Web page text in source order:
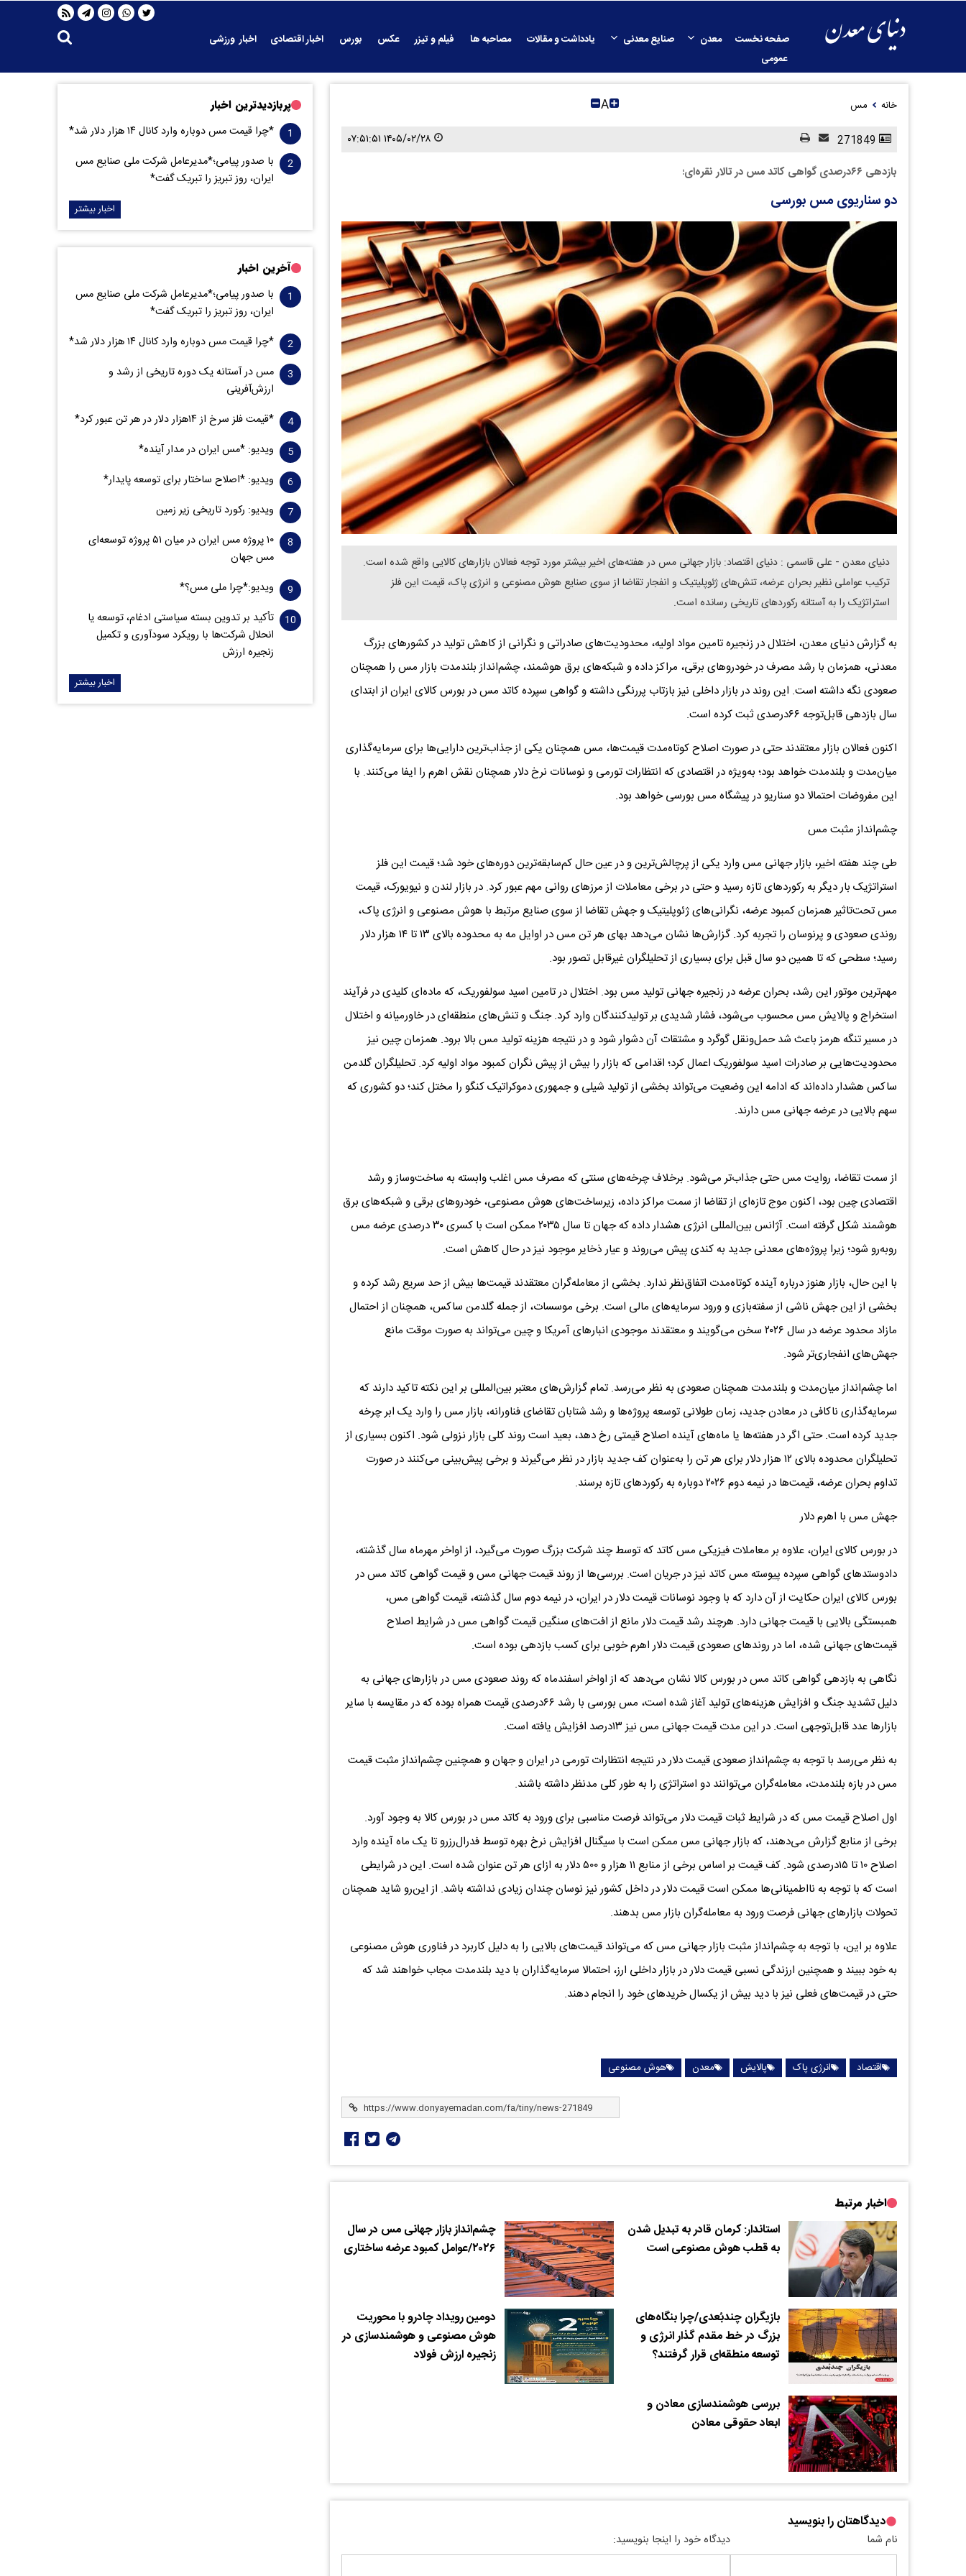
صفحه نخست معدن صنایع معدنی یادداشت و مقالات مصاحبه ها فیلم و تیزر عکس بورس اخبار اقتصادی
اخبار ورزشی
عمومی
خانه مس A
۱۴۰۵/۰۲/۲۸ ۰۷:۵۱:۵۱
بازدهی ۶۶درصدی گواهی کاتد مس در تالار نقره‌ای؛
دو سناریوی مس بورسی
دنیای معدن - علی قاسمی : دنیای اقتصاد: بازار جهانی مس در هفته‌های اخیر بیشتر مورد توجه فعالان بازارهای کالایی واقع شده است.
ترکیب عواملی نظیر بحران عرضه، تنش‌های ژئوپلیتیک و انفجار تقاضا از سوی صنایع هوش مصنوعی و انرژی پاک، قیمت این فلز
استراتژیک را به آستانه رکوردهای تاریخی رسانده است.
به گزارش دنیای معدن، اختلال در زنجیره تامین مواد اولیه، محدودیت‌های صادراتی و نگرانی از کاهش تولید در کشورهای بزرگ
معدنی، همزمان با رشد مصرف در خودروهای برقی، مراکز داده و شبکه‌های برق هوشمند، چشم‌انداز بلندمدت بازار مس را همچنان
صعودی نگه داشته است. این روند در بازار داخلی نیز بازتاب پررنگی داشته و گواهی سپرده کاتد مس در بورس کالای ایران از ابتدای
سال بازدهی قابل‌توجه ۶۶درصدی ثبت کرده است.
اکنون فعالان بازار معتقدند حتی در صورت اصلاح کوتاه‌مدت قیمت‌ها، مس همچنان یکی از جذاب‌ترین دارایی‌ها برای سرمایه‌گذاری
میان‌مدت و بلندمدت خواهد بود؛ به‌ویژه در اقتصادی که انتظارات تورمی و نوسانات نرخ دلار همچنان نقش اهرم را ایفا می‌کنند. با
این مفروضات احتمالا دو سناریو در پیشگاه مس بورسی خواهد بود.
چشم‌انداز مثبت مس
طی چند هفته اخیر، بازار جهانی مس وارد یکی از پرچالش‌ترین و در عین حال کم‌سابقه‌ترین دوره‌های خود شد؛ قیمت این فلز
استراتژیک بار دیگر به رکوردهای تازه رسید و حتی در برخی معاملات از مرزهای روانی مهم عبور کرد. در بازار لندن و نیویورک، قیمت
مس تحت‌تاثیر همزمان کمبود عرضه، نگرانی‌های ژئوپلیتیک و جهش تقاضا از سوی صنایع مرتبط با هوش مصنوعی و انرژی پاک،
روندی صعودی و پرنوسان را تجربه کرد. گزارش‌ها نشان می‌دهد بهای هر تن مس در اوایل مه به محدوده بالای ۱۳ تا ۱۴ هزار دلار
رسید؛ سطحی که تا همین دو سال قبل برای بسیاری از تحلیلگران غیرقابل تصور بود.
مهم‌ترین موتور این رشد، بحران عرضه در زنجیره جهانی تولید مس بود. اختلال در تامین اسید سولفوریک، که ماده‌ای کلیدی در فرآیند
استخراج و پالایش مس محسوب می‌شود، فشار شدیدی بر تولیدکنندگان وارد کرد. جنگ و تنش‌های منطقه‌ای در خاورمیانه و اختلال
در مسیر تنگه هرمز باعث شد حمل‌ونقل گوگرد و مشتقات آن دشوار شود و در نتیجه هزینه تولید مس بالا برود. همزمان چین نیز
محدودیت‌هایی بر صادرات اسید سولفوریک اعمال کرد؛ اقدامی که بازار را بیش از پیش نگران کمبود مواد اولیه کرد. تحلیلگران گلدمن
ساکس هشدار داده‌اند که ادامه این وضعیت می‌تواند بخشی از تولید شیلی و جمهوری دموکراتیک کنگو را مختل کند؛ دو کشوری که
سهم بالایی در عرضه جهانی مس دارند.
از سمت تقاضا، روایت مس حتی جذاب‌تر می‌شود. برخلاف چرخه‌های سنتی که مصرف مس اغلب وابسته به ساخت‌وساز و رشد
اقتصادی چین بود، اکنون موج تازه‌ای از تقاضا از سمت مراکز داده، زیرساخت‌های هوش مصنوعی، خودروهای برقی و شبکه‌های برق
هوشمند شکل گرفته است. آژانس بین‌المللی انرژی هشدار داده که جهان تا سال ۲۰۳۵ ممکن است با کسری ۳۰ درصدی عرضه مس
روبه‌رو شود؛ زیرا پروژه‌های معدنی جدید به کندی پیش می‌روند و عیار ذخایر موجود نیز در حال کاهش است.
با این حال، بازار هنوز درباره آینده کوتاه‌مدت اتفاق‌نظر ندارد. بخشی از معامله‌گران معتقدند قیمت‌ها بیش از حد سریع رشد کرده و
بخشی از این جهش ناشی از سفته‌بازی و ورود سرمایه‌های مالی است. برخی موسسات، از جمله گلدمن ساکس، همچنان از احتمال
مازاد محدود عرضه در سال ۲۰۲۶ سخن می‌گویند و معتقدند موجودی انبارهای آمریکا و چین می‌تواند به صورت موقت مانع
جهش‌های انفجاری‌تر شود.
اما چشم‌انداز میان‌مدت و بلندمدت همچنان صعودی به نظر می‌رسد. تمام گزارش‌های معتبر بین‌المللی بر این نکته تاکید دارند که
سرمایه‌گذاری ناکافی در معادن جدید، زمان طولانی توسعه پروژه‌ها و رشد شتابان تقاضای فناورانه، بازار مس را وارد یک ابر چرخه
جدید کرده است. حتی اگر در هفته‌ها یا ماه‌های آینده اصلاح قیمتی رخ دهد، بعید است روند کلی بازار نزولی شود. اکنون بسیاری از
تحلیلگران محدوده بالای ۱۲ هزار دلار برای هر تن را به‌عنوان کف جدید بازار در نظر می‌گیرند و برخی پیش‌بینی می‌کنند در صورت
تداوم بحران عرضه، قیمت‌ها در نیمه دوم ۲۰۲۶ دوباره به رکوردهای تازه برسند.
جهش مس با اهرم دلار
در بورس کالای ایران، علاوه بر معاملات فیزیکی مس کاتد که توسط چند شرکت بزرگ صورت می‌گیرد، از اواخر مهرماه سال گذشته،
دادوستدهای گواهی سپرده پیوسته مس کاتد نیز در جریان است. بررسی‌ها از روند قیمت جهانی مس و قیمت گواهی کاتد مس در
بورس کالای ایران حکایت از آن دارد که با وجود نوسانات قیمت دلار در ایران، در نیمه دوم سال گذشته، قیمت گواهی مس،
همبستگی بالایی با قیمت جهانی دارد. هرچند رشد قیمت دلار مانع از افت‌های سنگین قیمت گواهی مس در شرایط اصلاح
قیمت‌های جهانی شده، اما در روندهای صعودی قیمت دلار اهرم خوبی برای کسب بازدهی بوده است.
نگاهی به بازدهی گواهی کاتد مس در بورس کالا نشان می‌دهد که از اواخر اسفندماه که روند صعودی مس در بازارهای جهانی به
دلیل تشدید جنگ و افزایش هزینه‌های تولید آغاز شده است، مس بورسی با رشد ۶۶درصدی قیمت همراه بوده که در مقایسه با سایر
بازارها عدد قابل‌توجهی است. در این مدت قیمت جهانی مس نیز ۱۳درصد افزایش یافته است.
به نظر می‌رسد با توجه به چشم‌انداز صعودی قیمت دلار در نتیجه انتظارات تورمی در ایران و جهان و همچنین چشم‌انداز مثبت قیمت
مس در بازه بلندمدت، معامله‌گران می‌توانند دو استراتژی را به طور کلی مدنظر داشته باشند.
اول اصلاح قیمت مس که در شرایط ثبات قیمت دلار می‌تواند فرصت مناسبی برای ورود به کاتد مس در بورس کالا به وجود آورد.
برخی از منابع گزارش می‌دهند، که بازار جهانی مس ممکن است با سیگنال افزایش نرخ بهره توسط فدرال‌رزرو تا یک ماه آینده وارد
اصلاح ۱۰ تا ۱۵درصدی شود. کف قیمت بر اساس برخی از منابع ۱۱ هزار و ۵۰۰ دلار به ازای هر تن عنوان شده است. این در شرایطی
است که با توجه به نااطمینانی‌ها ممکن است قیمت دلار در داخل کشور نیز نوسان چندان زیادی نداشته باشد. از این‌رو شاید همچنان
تحولات بازارهای جهانی فرصت ورود به معامله‌گران بازار مس بدهند.
علاوه بر این، با توجه به چشم‌انداز مثبت بازار جهانی مس که می‌تواند قیمت‌های بالایی را به دلیل کاربرد در فناوری هوش مصنوعی
به خود ببیند و همچنین ارزندگی نسبی قیمت دلار در بازار داخلی ارز، احتمالا سرمایه‌گذاران با دید بلندمدت مجاب خواهند شد که
حتی در قیمت‌های فعلی نیز با دید بیش از یکسال خریدهای خود را انجام دهند.
اقتصاد انرژی پاک پالایش معدن هوش مصنوعی
اخبار مرتبط
استاندار: کرمان قادر به تبدیل شدن
به قطب هوش مصنوعی است
چشم‌انداز بازار جهانی مس در سال
۲۰۲۶/عوامل کمبود عرضه ساختاری
بازیگران چندبُعدی/چرا بنگاه‌های
بزرگ در خط مقدم گذار انرژی و
توسعه منطقه‌ای قرار گرفتند؟
دومین رویداد چادرو با محوریت
هوش مصنوعی و ‌هوشمندسازی در
زنجیره ارزش فولاد
بررسی هوشمندسازی معادن و
ابعاد حقوقی معادن
دیدگاهتان را بنویسید
نام شما دیدگاه خود را اینجا بنویسید:
پربازدیدترین اخبار
*چرا قیمت مس دوباره وارد کانال ۱۴ هزار دلار شد*
با صدور پیامی؛*مدیرعامل شرکت ملی صنایع مس
ایران، روز تبریز را تبریک گفت*
اخبار بیشتر
آخرین اخبار
با صدور پیامی؛*مدیرعامل شرکت ملی صنایع مس
ایران، روز تبریز را تبریک گفت*
*چرا قیمت مس دوباره وارد کانال ۱۴ هزار دلار شد*
مس در آستانه یک دوره تاریخی از رشد و
ارزش‌آفرینی
*قیمت فلز سرخ از ۱۴هزار دلار در هر تن عبور کرد*
ویدیو: *مس ایران در مدار آینده*
ویدیو: *اصلاح ساختار برای توسعه پایدار*
ویدیو: رکورد تاریخی زیر زمین
۱۰ پروژه مس ایران در میان ۵۱ پروژه توسعه‌ای
مس جهان
ویدیو:*چرا ملی مس؟*
تأکید بر تدوین بسته سیاستی ادغام، توسعه یا
انحلال شرکت‌ها با رویکرد سودآوری و تکمیل
زنجیره ارزش
اخبار بیشتر